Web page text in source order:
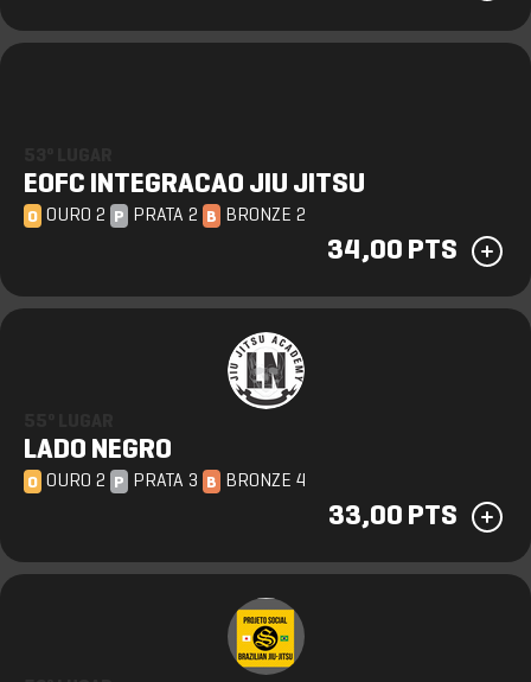
EOFC INTEGRACAO JIU JITSU
O OURO 2 P PRATA 2 B BRONZE 2
34,00 PTS
LADO NEGRO
O OURO 2 P PRATA 3 B BRONZE 4
33,00 PTS